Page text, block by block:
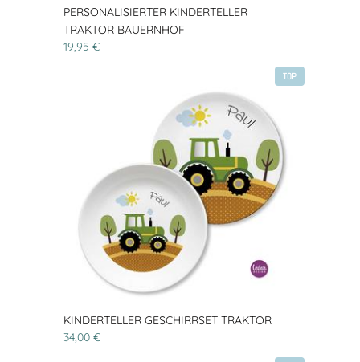
PERSONALISIERTER KINDERTELLER
TRAKTOR BAUERNHOF
19,95 €
TOP
KINDERTELLER GESCHIRRSET TRAKTOR
34,00 €